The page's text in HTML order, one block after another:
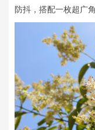
防抖，搭配一枚超广